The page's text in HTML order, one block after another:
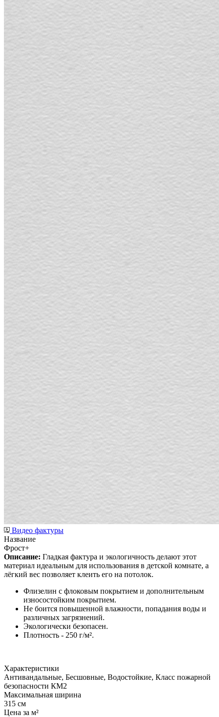
Видео фактуры
Название
Фрост+
Описание: Гладкая фактура и экологичность делают этот
материал идеальным для использования в детской комнате, а
лёгкий вес позволяет клеить его на потолок.
Флизелин с флоковым покрытием и дополнительным
износостойким покрытием.
Не боится повышенной влажности, попадания воды и
различных загрязнений.
Экологически безопасен.
Плотность - 250 г/м².
Характеристики
Антивандальные, Бесшовные, Водостойкие, Класс пожарной
безопасности КМ2
Максимальная ширина
315 см
Цена за м²